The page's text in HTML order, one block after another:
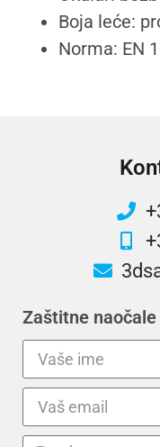
Boja leće:
Norma: EN
Zaštitne